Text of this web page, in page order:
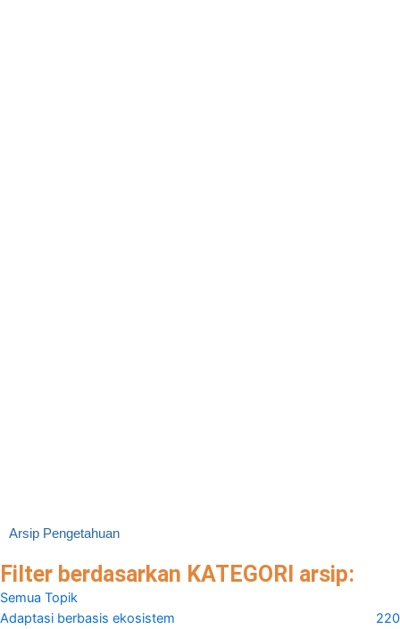
Arsip Pengetahuan
Filter berdasarkan KATEGORI arsip:
Semua Topik
Adaptasi berbasis ekosistem
220